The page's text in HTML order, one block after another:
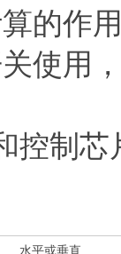
的作
使用
控制
水平或垂直